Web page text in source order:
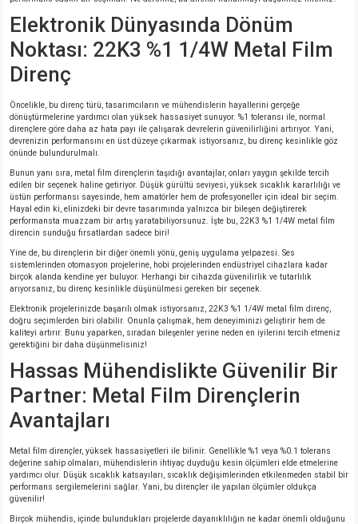
AXİAL Kondansatör
Serisi
11W
13W
14W
15W
17W
25W
3W
4W
6W
7W
8W
9W
805 Kılıf - 25 Adet
Elektronik Dünyasında Dönüm
Noktası: 22K3 %1 1/4W Metal Film
Direnç
Öncelikle, bu direnç türü, tasarımcıların ve mühendislerin hayallerini gerçeğe
dönüştürmelerine yardımcı olan yüksek hassasiyet sunuyor. %1 toleransı ile, normal
dirençlere göre daha az hata payı ile çalışarak devrelerin güvenilirliğini artırıyor. Yani,
devrenizin performansını en üst düzeye çıkarmak istiyorsanız, bu direnç kesinlikle göz
önünde bulundurulmalı.
Bunun yanı sıra, metal film dirençlerin taşıdığı avantajlar, onları yaygın şekilde tercih
edilen bir seçenek haline getiriyor. Düşük gürültü seviyesi, yüksek sıcaklık kararlılığı ve
üstün performansı sayesinde, hem amatörler hem de profesyoneller için ideal bir seçim.
Hayal edin ki, elinizdeki bir devre tasarımında yalnızca bir bileşen değiştirerek
performansta muazzam bir artış yaratabiliyorsunuz. İşte bu, 22K3 %1 1/4W metal film
direncin sunduğu fırsatlardan sadece biri!
Yine de, bu dirençlerin bir diğer önemli yönü, geniş uygulama yelpazesi. Ses
sistemlerinden otomasyon projelerine, hobi projelerinden endüstriyel cihazlara kadar
birçok alanda kendine yer buluyor. Herhangi bir cihazda güvenilirlik ve tutarlılık
arıyorsanız, bu direnç kesinlikle düşünülmesi gereken bir seçenek.
Elektronik projelerinizde başarılı olmak istiyorsanız, 22K3 %1 1/4W metal film direnç,
doğru seçimlerden biri olabilir. Onunla çalışmak, hem deneyiminizi geliştirir hem de
kaliteyi artırır. Bunu yaparken, sıradan bileşenler yerine neden en iyilerini tercih etmeniz
gerektiğini bir daha düşünmelisiniz!
Hassas Mühendislikte Güvenilir Bir
Partner: Metal Film Dirençlerin
Avantajları
Metal film dirençler, yüksek hassasiyetleri ile bilinir. Genellikle %1 veya %0.1 tolerans
değerine sahip olmaları, mühendislerin ihtiyaç duyduğu kesin ölçümleri elde etmelerine
yardımcı olur. Düşük sıcaklık katsayıları, sıcaklık değişimlerinden etkilenmeden stabil bir
performans sergilemelerini sağlar. Yani, bu dirençler ile yapılan ölçümler oldukça
güvenilir!
Birçok mühendis, içinde bulundukları projelerde dayanıklılığın ne kadar önemli olduğunu